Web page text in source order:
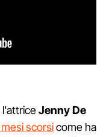
l'attriceJenny De
scorsicome ha